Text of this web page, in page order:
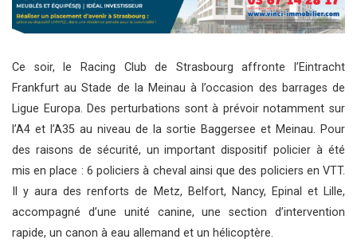
Ce soir, le Racing Club de Strasbourg affronte l’Eintracht
Frankfurt au Stade de la Meinau à l’occasion des barrages de
Ligue Europa. Des perturbations sont à prévoir notamment sur
l’A4 et l’A35 au niveau de la sortie Baggersee et Meinau. Pour
des raisons de sécurité, un important dispositif policier à été
mis en place : 6 policiers à cheval ainsi que des policiers en VTT.
Il y aura des renforts de Metz, Belfort, Nancy, Epinal et Lille,
accompagné d’une unité canine, une section d’intervention
rapide, un canon à eau allemand et un hélicoptère.